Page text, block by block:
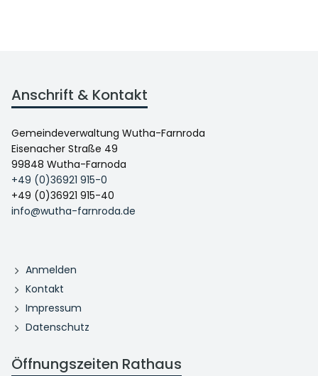
Anschrift & Kontakt
Gemeindeverwaltung Wutha-Farnroda
Eisenacher Straße 49
99848 Wutha-Farnoda
+49 (0)36921 915-0
+49 (0)36921 915-40
info@wutha-farnroda.de
Anmelden
Kontakt
Impressum
Datenschutz
Öffnungszeiten Rathaus